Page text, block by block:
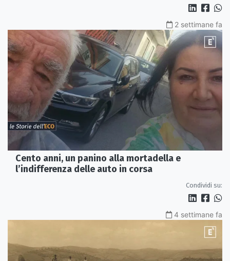
2 settimane fa
Cento anni, un panino alla mortadella e
l’indifferenza delle auto in corsa
Condividi su:
4 settimane fa